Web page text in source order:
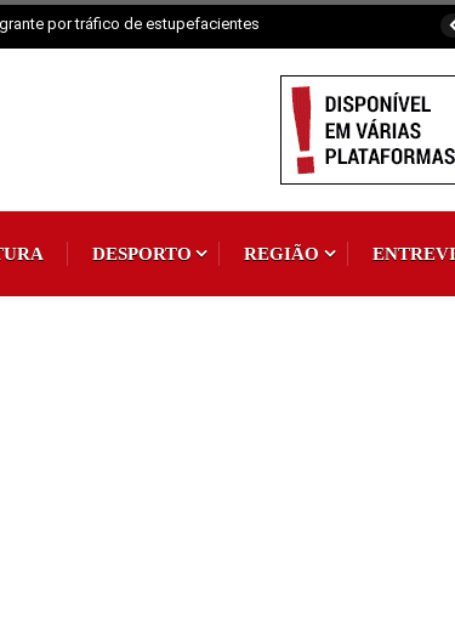
por tráfico de estupefacientes
DESPORTO REGIÃO